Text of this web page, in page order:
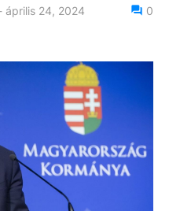
április 24, 2024 0